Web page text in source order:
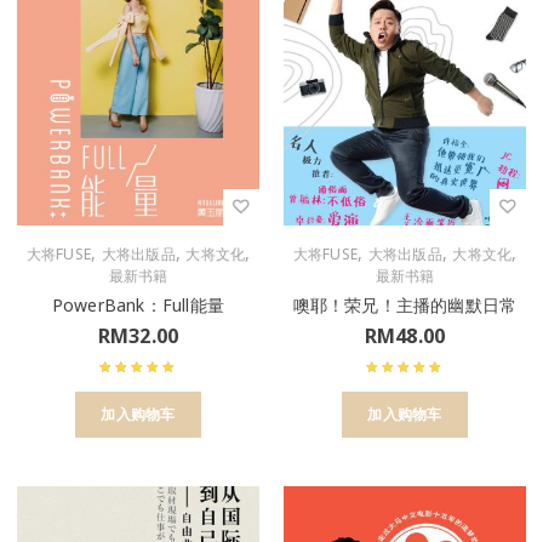
大将FUSE, 大将出版品, 大将文化,
最新书籍
PowerBank：Full能量
RM32.00
加入购物车
大将FUSE, 大将出版品, 大将文化,
最新书籍
噢耶！荣兄！主播的幽默日常
RM48.00
加入购物车